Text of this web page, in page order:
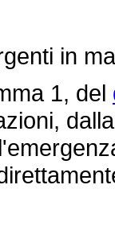
in
1, del